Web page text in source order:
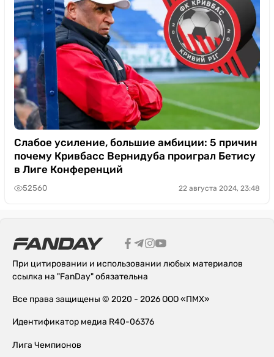
Слабое усиление, большие амбиции: 5 причин
почему Кривбасс Вернидуба проиграл Бетису
в Лиге Конференций
52560 22 августа 2024, 23:48
При цитировании и использовании любых материалов
ссылка на "FanDay" обязательна
Все права защищены © 2020 - 2026 ООО «ПМХ»
Идентификатор медиа R40-06376
Лига Чемпионов